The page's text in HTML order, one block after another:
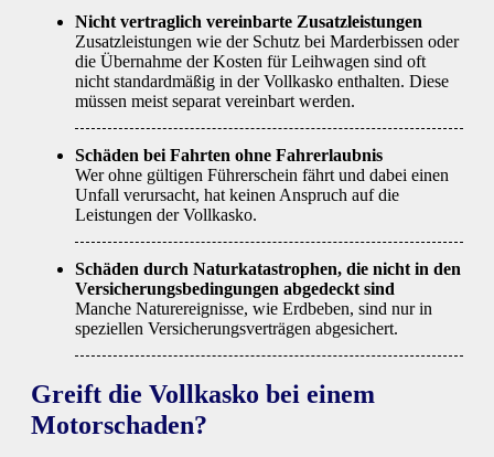
Nicht vertraglich vereinbarte Zusatzleistungen
Zusatzleistungen wie der Schutz bei Marderbissen oder
die Übernahme der Kosten für Leihwagen sind oft
nicht standardmäßig in der Vollkasko enthalten. Diese
müssen meist separat vereinbart werden.
Schäden bei Fahrten ohne Fahrerlaubnis
Wer ohne gültigen Führerschein fährt und dabei einen
Unfall verursacht, hat keinen Anspruch auf die
Leistungen der Vollkasko.
Schäden durch Naturkatastrophen, die nicht in den
Versicherungsbedingungen abgedeckt sind
Manche Naturereignisse, wie Erdbeben, sind nur in
speziellen Versicherungsverträgen abgesichert.
Greift die Vollkasko bei einem
Motorschaden?